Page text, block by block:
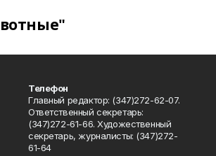
Телефон
Главный редактор: (347)272-62-07.
Ответственный секретарь:
(347)272-61-66. Художественный
секретарь, журналисты: (347)272-
61-64